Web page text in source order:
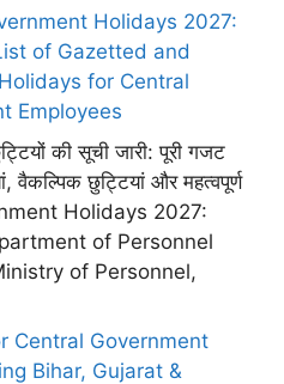
Holidays 2027:
of Gazetted and
for Central
Employees
की सूची जारी: पूरी गजट
वैकल्पिक छुट्टियां और महत्वपूर्ण
Holidays 2027:
of Personnel
of Personnel,
Central Government
Bihar, Gujarat &